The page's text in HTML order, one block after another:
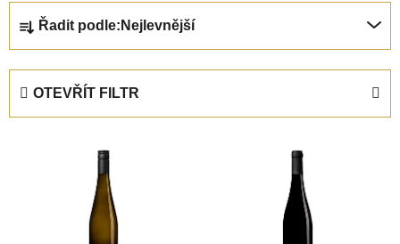
z
n
Řadit podle: Nejlevnější
OTEVŘÍT FILTR